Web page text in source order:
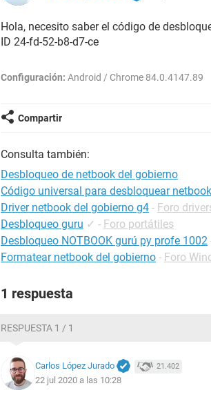
Hola, necesito saber el código de
ID 24-fd-52-b8-d7-ce
Configuración: Android / Chrome 84.0.4147.89
Compartir
Consulta también:
Desbloqueo de netbook del gobierno
Código universal para desbloquear
Driver netbook del gobierno g4 - Foro
Desbloqueo guru ✓ - Foro portátiles
Desbloqueo NOTBOOK gurú py profe 1002
Formatear netbook del gobierno - Foro
1 respuesta
RESPUESTA 1 / 1
Carlos López Jurado 21.402
22 jul 2020 a las 10:28